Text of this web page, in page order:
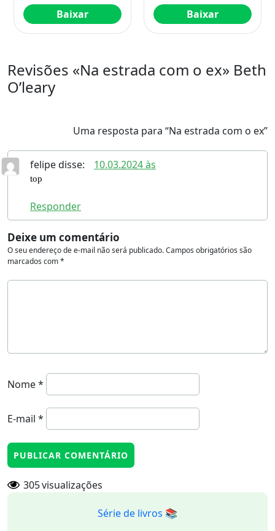
Baixar Baixar
Revisões «Na estrada com o ex» Beth
O’leary
Uma resposta para “Na estrada com o ex”
felipedisse: 10.03.2024 às
top
Responder
Deixe um comentário
O seu endereço de e-mail não será publicado.Campos obrigatórios são
marcados com*
Nome*
E-mail *
305visualizações
Série de livros 📚